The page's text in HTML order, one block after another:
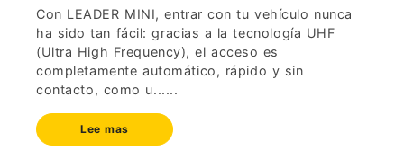
Con LEADER MINI, entrar con tu vehículo nunca
ha sido tan fácil: gracias a la tecnología UHF
(Ultra High Frequency), el acceso es
completamente automático, rápido y sin
contacto, como u......
Lee mas